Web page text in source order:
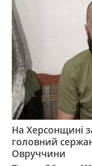
На Херсонщині
головний
Овруччини